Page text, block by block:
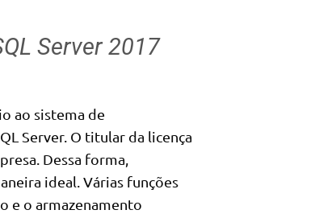
Server 2017
ao sistema de
Server. O titular da licença
Dessa forma,
ideal. Várias funções
e o armazenamento